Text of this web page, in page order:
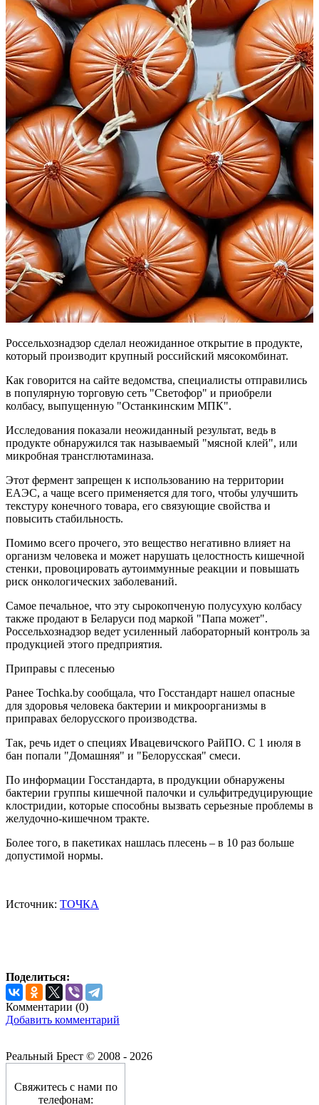
Россельхознадзор сделал неожиданное открытие в продукте,
который производит крупный российский мясокомбинат.
Как говорится на сайте ведомства, специалисты отправились
в популярную торговую сеть "Светофор" и приобрели
колбасу, выпущенную "Останкинским МПК".
Исследования показали неожиданный результат, ведь в
продукте обнаружился так называемый "мясной клей", или
микробная трансглютаминаза.
Этот фермент запрещен к использованию на территории
ЕАЭС, а чаще всего применяется для того, чтобы улучшить
текстуру конечного товара, его связующие свойства и
повысить стабильность.
Помимо всего прочего, это вещество негативно влияет на
организм человека и может нарушать целостность кишечной
стенки, провоцировать аутоиммунные реакции и повышать
риск онкологических заболеваний.
Самое печальное, что эту сырокопченую полусухую колбасу
также продают в Беларуси под маркой "Папа может".
Россельхознадзор ведет усиленный лабораторный контроль за
продукцией этого предприятия.
Приправы с плесенью
Ранее Tochka.by сообщала, что Госстандарт нашел опасные
для здоровья человека бактерии и микроорганизмы в
приправах белорусского производства.
Так, речь идет о специях Ивацевичского РайПО. С 1 июля в
бан попали "Домашняя" и "Белорусская" смеси.
По информации Госстандарта, в продукции обнаружены
бактерии группы кишечной палочки и сульфитредуцирующие
клостридии, которые способны вызвать серьезные проблемы в
желудочно-кишечном тракте.
Более того, в пакетиках нашлась плесень – в 10 раз больше
допустимой нормы.
Источник: ТОЧКА
Поделиться:
Комментарии (0)
Добавить комментарий
Реальный Брест © 2008 - 2026
Свяжитесь с нами по
телефонам: